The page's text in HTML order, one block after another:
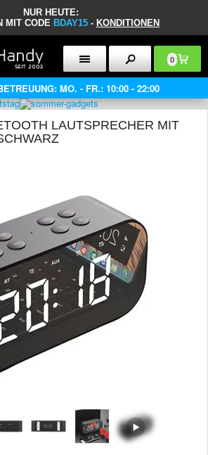
NUR HEUTE:
MIT CODE BDAY15 - KONDITIONEN
0
MO. - FR.: 10:00 - 22:00
LAUTSPRECHER MIT